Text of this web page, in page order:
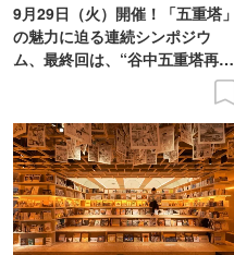
9月29日（火）開催！「五重塔」
の魅力に迫る連続シンポジウ
ム、最終回は、“谷中五重塔再建